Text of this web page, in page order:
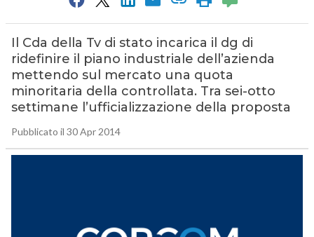
Il Cda della Tv di stato incarica il dg di
ridefinire il piano industriale dell’azienda
mettendo sul mercato una quota
minoritaria della controllata. Tra sei-otto
settimane l’ufficializzazione della proposta
Pubblicato il 30 Apr 2014